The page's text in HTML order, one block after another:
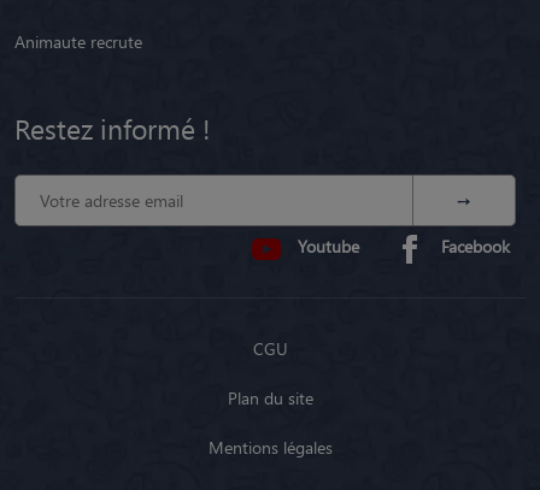
Animaute recrute
Restez informé !
Youtube Facebook
CGU
Plan du site
Mentions légales